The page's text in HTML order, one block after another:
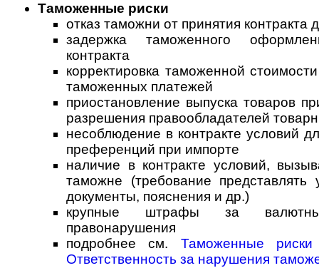
Таможенные риски
отказ таможни от принятия
задержка таможенного
контракта
корректировка таможенной
таможенных платежей
приостановление выпуска товаров
разрешения правообладателей
несоблюдение в контракте условий
преференций при импорте
наличие в контракте условий,
таможне (требование представлять
документы, пояснения и др.)
крупные штрафы за
правонарушения
подробнее см. Таможенные
Ответственность за нарушения